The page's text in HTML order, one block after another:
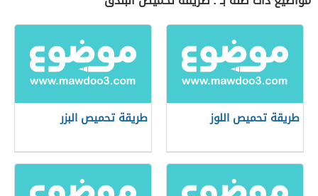
طريقة تحميص اللوز طريقة تحميص البزر